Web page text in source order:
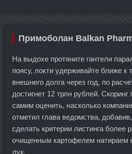
Примоболан Balkan
На выдохе протяните гантели
поясу, локти удерживайте ближе
внешнего долга через год, по
достигнет 12 трлн рублей.
самим оценить, насколько
отметил глава ведомства,
сделать критерии листинга
очищенным картофелем натираем
лук.